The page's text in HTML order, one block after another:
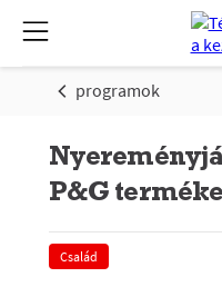
programok
P&G
Család